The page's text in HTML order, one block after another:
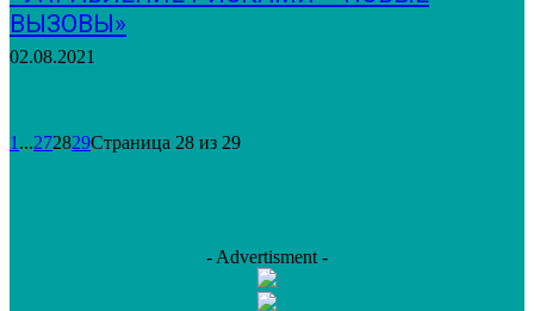
ВЫЗОВЫ»
02.08.2021
1 ...272829Страница 28 из 29
- Advertisment -